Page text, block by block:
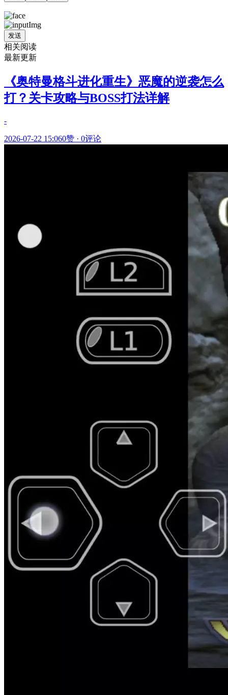
发送
相关阅读
最新更新
《奥特曼格斗进化重生》恶魔的逆袭怎么
打？关卡攻略与BOSS打法详解
-
2026-07-22 15:060赞 · 0评论